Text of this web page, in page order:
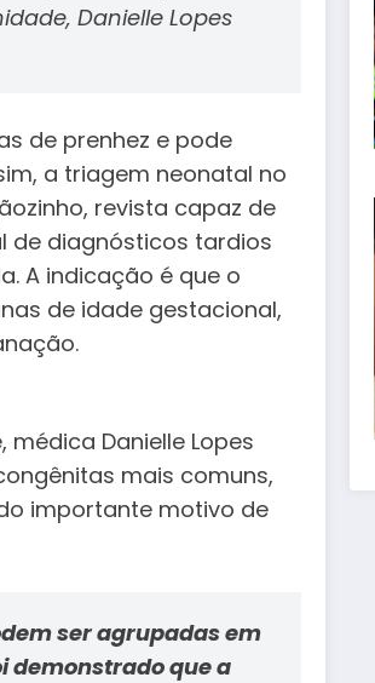
Danielle Lopes
de prenhez e pode
a triagem neonatal no
revista capaz de
de diagnósticos tardios
A indicação é que o
de idade gestacional,
Danielle Lopes
mais comuns,
importante motivo de
ser agrupadas em
demonstrado que a